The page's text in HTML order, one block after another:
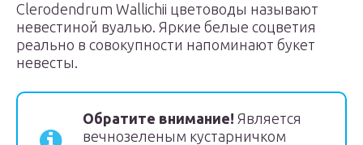
Clerodendrum Wallichii цветоводы называют
невестиной вуалью. Яркие белые соцветия
реально в совокупности напоминают букет
невесты.
Обратите внимание! Является
вечнозеленым кустарничком